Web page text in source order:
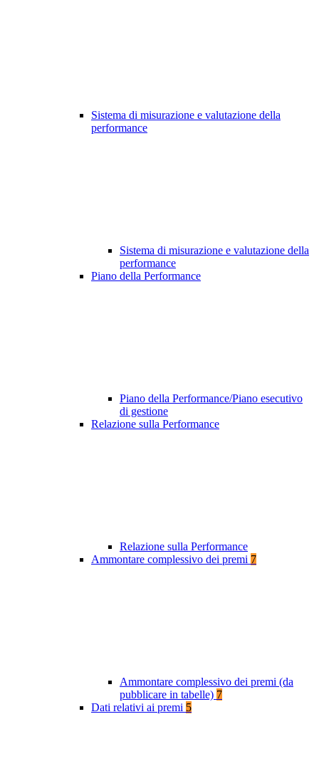
Sistema di misurazione e valutazione della
performance
Sistema di misurazione e valutazione della
performance
Piano della Performance
Piano della Performance/Piano esecutivo
di gestione
Relazione sulla Performance
Relazione sulla Performance
Ammontare complessivo dei premi 7
Ammontare complessivo dei premi (da
pubblicare in tabelle) 7
Dati relativi ai premi 5